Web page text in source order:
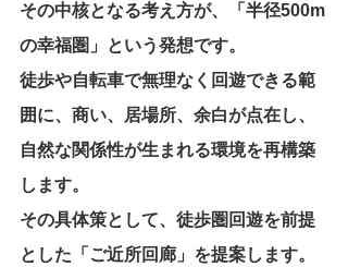
その中核となる考え方が、「半径500m
の幸福圏」という発想です。
徒歩や自転車で無理なく回遊できる範
囲に、商い、居場所、余白が点在し、
自然な関係性が生まれる環境を再構築
します。
その具体策として、徒歩圏回遊を前提
とした「ご近所回廊」を提案します。